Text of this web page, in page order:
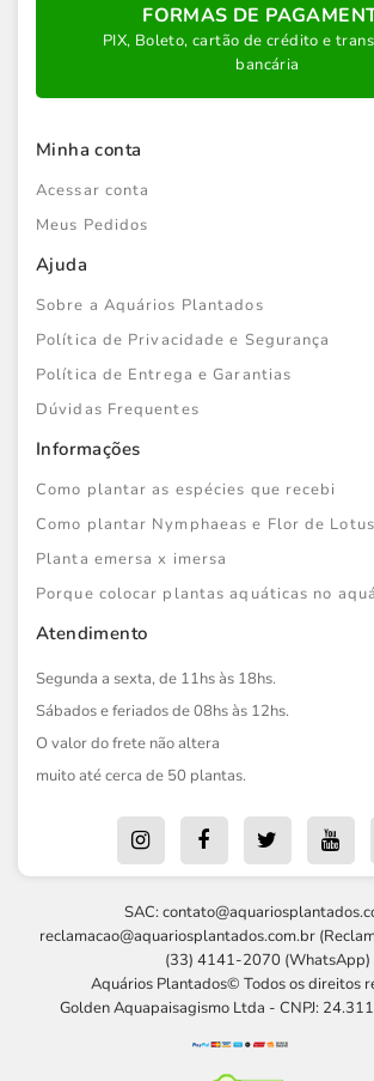
FORMAS DE
PIX, Boleto, cartão de crédito e
bancária
Minha conta
Acessar conta
Meus Pedidos
Ajuda
Sobre a Aquários Plantados
Política de Privacidade e Segurança
Política de Entrega e Garantias
Dúvidas Frequentes
Informações
Como plantar as espécies que recebi
Como plantar Nymphaeas e Flor de Lotus
Planta emersa x imersa
Porque colocar plantas aquáticas no
Atendimento
Segunda a sexta, de 11hs às 18hs.
Sábados e feriados de 08hs às 12hs.
O valor do frete não altera
muito até cerca de 50 plantas.
SAC:
reclamacao@aquariosplantados.com.br
(33) 4141-2070 (WhatsApp)
Aquários Plantados© Todos os direitos
Golden Aquapaisagismo Ltda - CNPJ: